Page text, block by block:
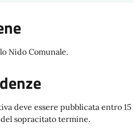
Nido Comunale.
deve essere pubblicata entro 15
sopracitato termine.